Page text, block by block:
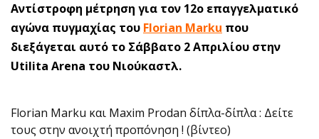
Αντίστροφη μέτρηση για τον 12ο επαγγελματικό
αγώνα πυγμαχίας του Florian Marku που
διεξάγεται αυτό το Σάββατο 2 Απριλίου στην
Utilita Arena του Νιούκαστλ.
Florian Marku και Maxim Prodan δίπλα-δίπλα : Δείτε
τους στην ανοιχτή προπόνηση ! (βίντεο)